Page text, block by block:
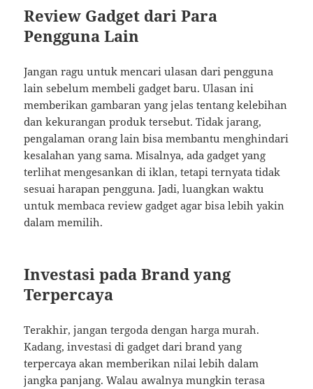
Review Gadget dari Para
Pengguna Lain
Jangan ragu untuk mencari ulasan dari pengguna
lain sebelum membeli gadget baru. Ulasan ini
memberikan gambaran yang jelas tentang kelebihan
dan kekurangan produk tersebut. Tidak jarang,
pengalaman orang lain bisa membantu menghindari
kesalahan yang sama. Misalnya, ada gadget yang
terlihat mengesankan di iklan, tetapi ternyata tidak
sesuai harapan pengguna. Jadi, luangkan waktu
untuk membaca review gadget agar bisa lebih yakin
dalam memilih.
Investasi pada Brand yang
Terpercaya
Terakhir, jangan tergoda dengan harga murah.
Kadang, investasi di gadget dari brand yang
terpercaya akan memberikan nilai lebih dalam
jangka panjang. Walau awalnya mungkin terasa